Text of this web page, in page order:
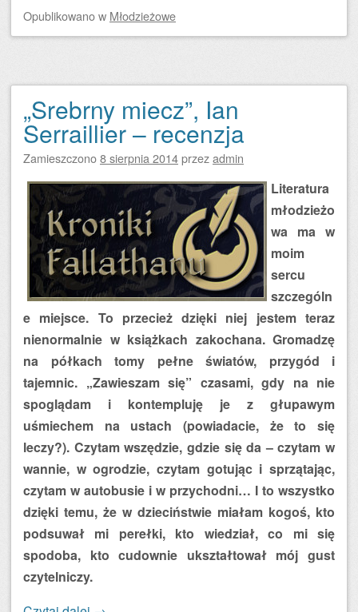
Opublikowanow Młodzieżowe
„Srebrny miecz”, Ian
Serraillier – recenzja
Zamieszczono8 sierpnia 2014przezadmin
Literatura
młodzieżo
wa ma w
moim
sercu
szczególn
e miejsce. To przecież dzięki niej jestem teraz
nienormalnie w książkach zakochana. Gromadzę
na półkach tomy pełne światów, przygód i
tajemnic. „Zawieszam się” czasami, gdy na nie
spoglądam i kontempluję je z głupawym
uśmiechem na ustach (powiadacie, że to się
leczy?). Czytam wszędzie, gdzie się da – czytam w
wannie, w ogrodzie, czytam gotując i sprzątając,
czytam w autobusie i w przychodni… I to wszystko
dzięki temu, że w dzieciństwie miałam kogoś, kto
podsuwał mi perełki, kto wiedział, co mi się
spodoba, kto cudownie ukształtował mój gust
czytelniczy.